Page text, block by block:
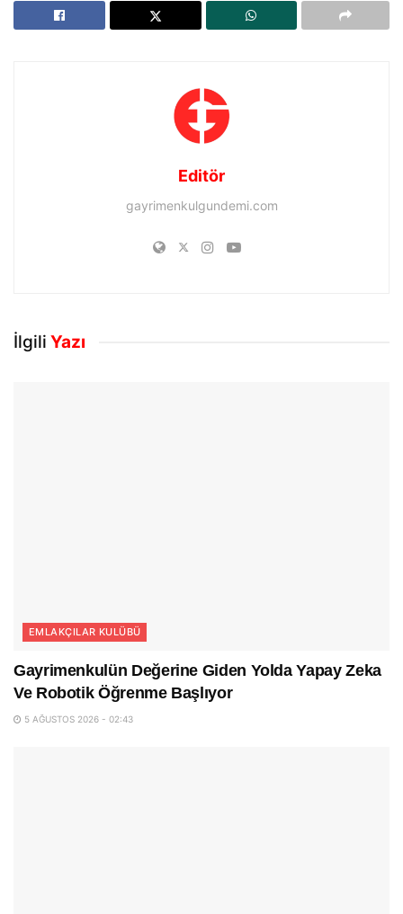
Editör
gayrimenkulgundemi.com
İlgili Yazı
EMLAKÇILAR KULÜBÜ
Gayrimenkulün Değerine Giden Yolda Yapay Zeka
Ve Robotik Öğrenme Başlıyor
5 AĞUSTOS 2026 - 02:43